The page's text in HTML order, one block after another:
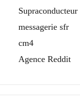
Supraconducteur
messagerie sfr
cm4
Agence Reddit